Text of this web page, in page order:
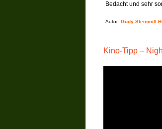
Bedacht und sehr
Autor: Gudy Steinmill-
Kino-Tipp –